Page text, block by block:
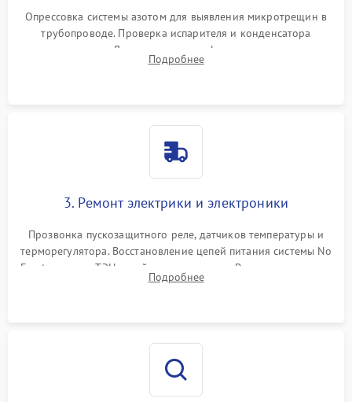
Опрессовка системы азотом для выявления микротрещин в
трубопроводе. Проверка испарителя и конденсатора
течеискателем. Демонтаж старого фильтра-осушителя и
продувка капиллярной трубки для устранения засоров.
Подробнее
3. Ремонт электрики и электроники
Прозвонка пускозащитного реле, датчиков температуры и
терморегулятора. Восстановление цепей питания системы No
Frost, включая ТЭН оттайки и вентилятор. Ремонт или замена
платы управления при сбоях алгоритмов.
Подробнее